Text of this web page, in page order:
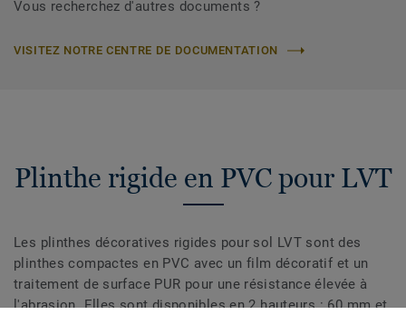
Vous recherchez d'autres documents ?
VISITEZ NOTRE CENTRE DE DOCUMENTATION
Plinthe rigide en PVC pour LVT
Les plinthes décoratives rigides pour sol LVT sont des
plinthes compactes en PVC avec un film décoratif et un
traitement de surface PUR pour une résistance élevée à
l'abrasion. Elles sont disponibles en 2 hauteurs : 60 mm et